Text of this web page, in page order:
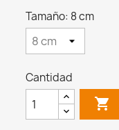
Tamaño: 8 cm
Cantidad
